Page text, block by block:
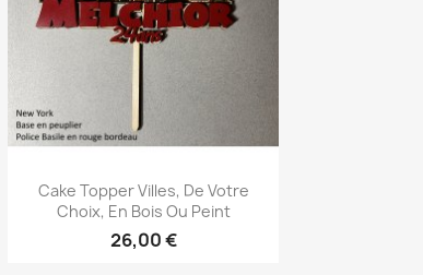
Aperçu rapide
+3
Cake Topper Villes, De Votre
Choix, En Bois Ou Peint
26,00 €